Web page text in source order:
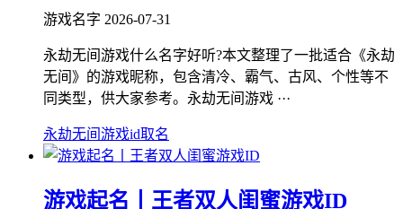
游戏名字 2026-07-31
永劫无间游戏什么名字好听?本文整理了一批适合《永劫
无间》的游戏昵称，包含清冷、霸气、古风、个性等不
同类型，供大家参考。永劫无间游戏 ···
永劫无间游戏id取名
游戏起名丨王者双人闺蜜游戏ID